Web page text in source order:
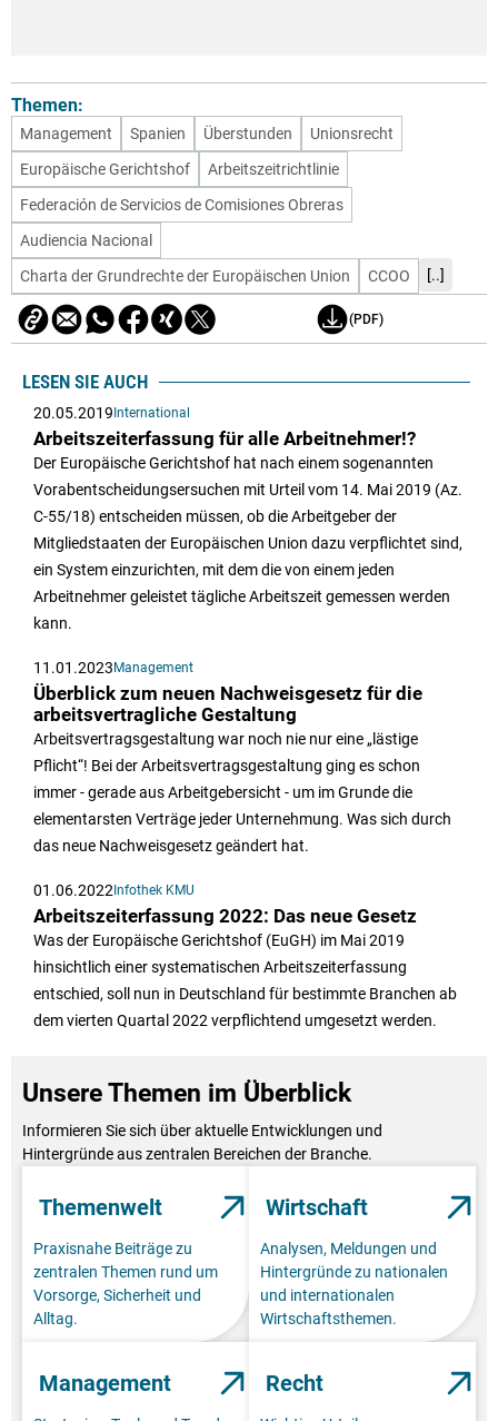
Themen:
Management Spanien Überstunden
Unionsrecht
Europäische Gerichtshof
Arbeitszeitrichtlinie
Federación de Servicios de Comisiones Obreras
Audiencia Nacional
Charta der Grundrechte der Europäischen Union
CCOO [..]
(PDF)
LESEN SIE AUCH
20.05.2019 International
Arbeitszeiterfassung für alle Arbeitnehmer!?
Der Europäische Gerichtshof hat nach einem sogenannten
Vorabentscheidungsersuchen mit Urteil vom 14. Mai 2019 (Az.
C-55/18) entscheiden müssen, ob die Arbeitgeber der
Mitgliedstaaten der Europäischen Union dazu verpflichtet sind,
ein System einzurichten, mit dem die von einem jeden
Arbeitnehmer geleistet tägliche Arbeitszeit gemessen werden
kann.
11.01.2023 Management
Überblick zum neuen Nachweisgesetz für die
arbeitsvertragliche Gestaltung
Arbeitsvertragsgestaltung war noch nie nur eine „lästige
Pflicht“! Bei der Arbeitsvertragsgestaltung ging es schon
immer - gerade aus Arbeitgebersicht - um im Grunde die
elementarsten Verträge jeder Unternehmung. Was sich durch
das neue Nachweisgesetz geändert hat.
01.06.2022 Infothek KMU
Arbeitszeiterfassung 2022: Das neue Gesetz
Was der Europäische Gerichtshof (EuGH) im Mai 2019
hinsichtlich einer systematischen Arbeitszeiterfassung
entschied, soll nun in Deutschland für bestimmte Branchen ab
dem vierten Quartal 2022 verpflichtend umgesetzt werden.
Unsere Themen im Überblick
Informieren Sie sich über aktuelle Entwicklungen und
Hintergründe aus zentralen Bereichen der Branche.
Themenwelt
Praxisnahe Beiträge zu
zentralen Themen rund um
Vorsorge, Sicherheit und
Alltag.
Wirtschaft
Analysen, Meldungen und
Hintergründe zu nationalen
und internationalen
Wirtschaftsthemen.
Management Recht